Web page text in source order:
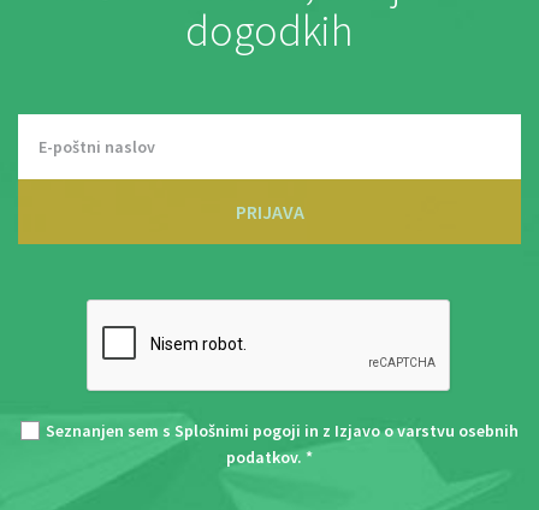
dogodkih
PRIJAVA
Seznanjen sem s Splošnimi pogoji in z Izjavo o varstvu osebnih
podatkov. *